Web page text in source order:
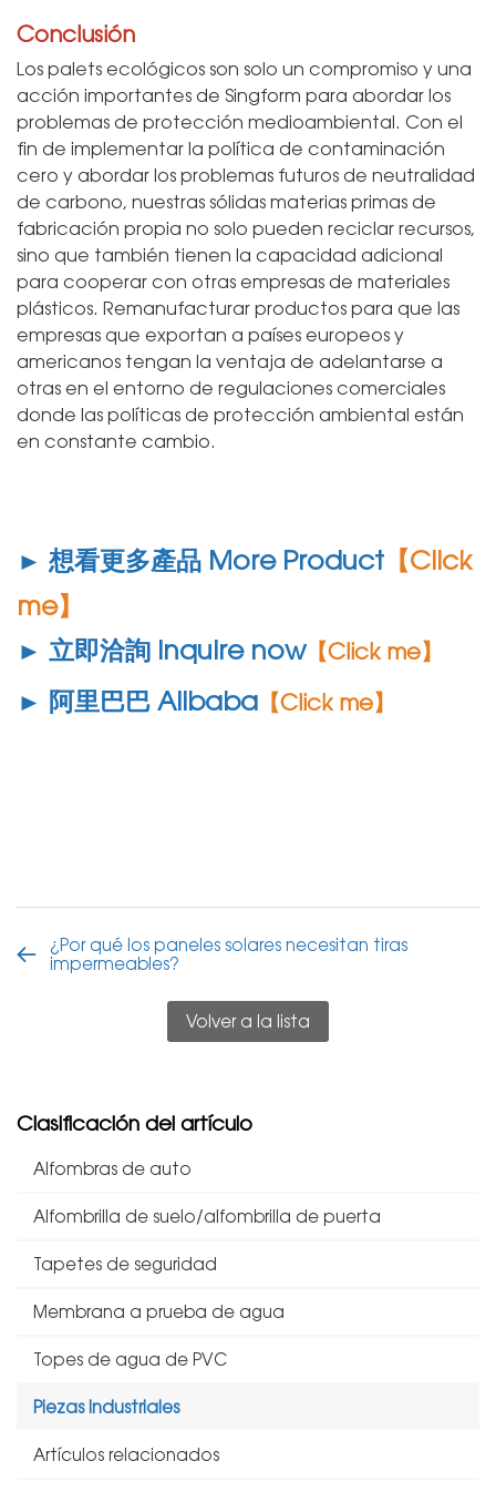
Conclusión
Los palets ecológicos son solo un compromiso y una
acción importantes de Singform para abordar los
problemas de protección medioambiental. Con el
fin de implementar la política de contaminación
cero y abordar los problemas futuros de neutralidad
de carbono, nuestras sólidas materias primas de
fabricación propia no solo pueden reciclar recursos,
sino que también tienen la capacidad adicional
para cooperar con otras empresas de materiales
plásticos. Remanufacturar productos para que las
empresas que exportan a países europeos y
americanos tengan la ventaja de adelantarse a
otras en el entorno de regulaciones comerciales
donde las políticas de protección ambiental están
en constante cambio.
► 想看更多產品 More Product 【Click
me】
► 立即洽詢 Inquire now【Click me】
► 阿里巴巴 Alibaba 【Click me】
¿Por qué los paneles solares necesitan tiras
impermeables?
Volver a la lista
Clasificación del artículo
Alfombras de auto
Alfombrilla de suelo/alfombrilla de puerta
Tapetes de seguridad
Membrana a prueba de agua
Topes de agua de PVC
Piezas Industriales
Artículos relacionados